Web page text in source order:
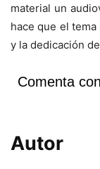
material un
hace que el
y la dedicación
Comenta
Autor